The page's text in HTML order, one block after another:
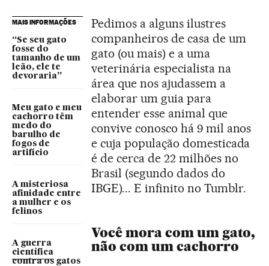
MAIS INFORMAÇÕES
“Se seu gato
fosse do
tamanho de um
leão, ele te
devoraria”
Meu gato e meu
cachorro têm
medo do
barulho de
fogos de
artifício
A misteriosa
afinidade entre
a mulher e os
felinos
A guerra
científica
contra os gatos
Pedimos a alguns ilustres
companheiros de casa de um
gato (ou mais) e a uma
veterinária especialista na
área que nos ajudassem a
elaborar um guia para
entender esse animal que
convive conosco há 9 mil anos
e cuja população domesticada
é de cerca de 22 milhões no
Brasil (segundo dados do
IBGE)... E infinito no Tumblr.
Você mora com um gato,
não com um cachorro